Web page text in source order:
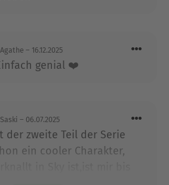
Agathe – 16.12.2025
genial ❤️
Saski – 06.07.2025
der zweite Teil der Serie
ein cooler Charakter,